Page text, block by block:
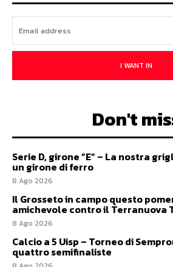
I WANT IN
Don't
Serie D, girone ”E” – La nostra
un girone di ferro
8 Ago 2026
Il Grosseto in campo questo
amichevole contro il Terranuova
8 Ago 2026
Calcio a 5 Uisp – Torneo di
quattro semifinaliste